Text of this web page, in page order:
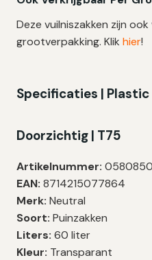
Deze vuilniszakken zijn
grootverpakking. Klik hier!
Specificaties | Plastic
Doorzichtig | T75
Artikelnummer:
EAN: 8714215077864
Merk: Neutral
Soort: Puinzakken
Liters: 60 liter
Kleur: Transparant